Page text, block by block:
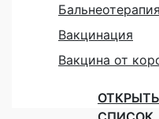
Бальнеотерапия
Вакцинация
Вакцина от